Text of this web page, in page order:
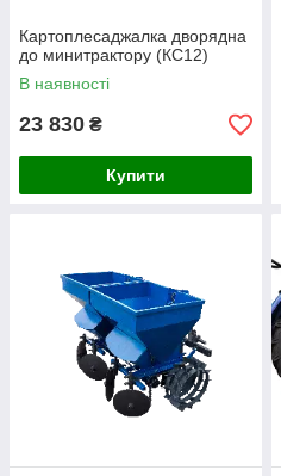
Картоплесаджалка дворядна
до минитрактору (КС12)
В наявності
23 830 ₴
Купити